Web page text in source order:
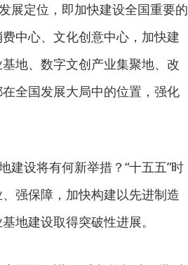
展定位，即加快建设全国重要的
中心、文化创意中心，加快建
地、数字文创产业集聚地、改
全国发展大局中的位置，强化
建设将有何新举措？“十五五”时
强保障，加快构建以先进制造
地建设取得突破性进展。